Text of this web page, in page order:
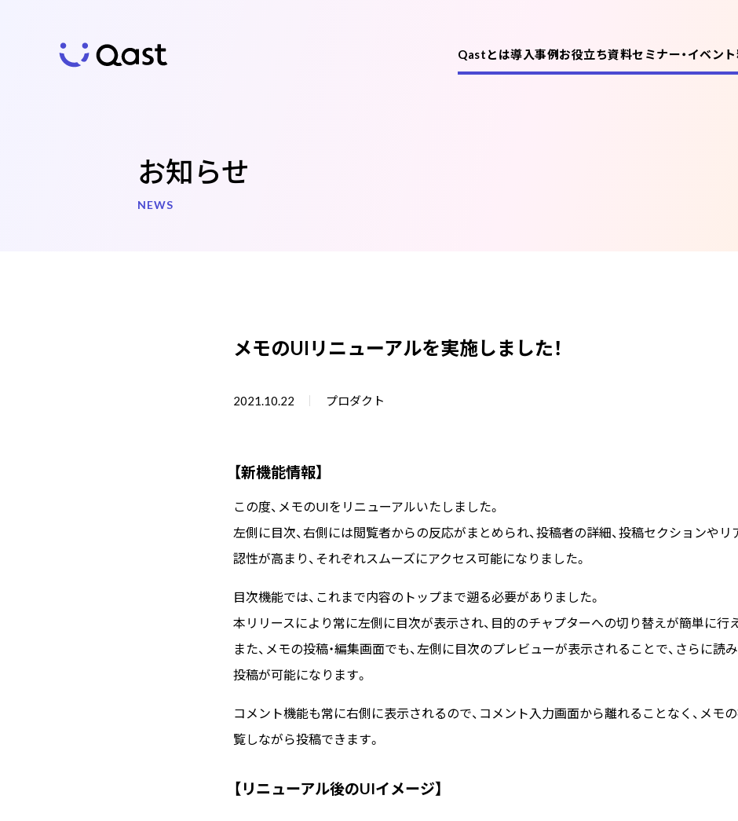
Qastとは導入事例お役立ち資料セミナー・イベント
お知らせ
NEWS
メモのUIリニューアルを実施しました！
2021.10.22 プロダクト
【新機能情報】
この度、メモのUIをリニューアルいたしました。
左側に目次、右側には閲覧者からの反応がまとめられ、投稿者の詳細、投稿セクションやリ
認性が高まり、それぞれスムーズにアクセス可能になりました。
目次機能では、これまで内容のトップまで遡る必要がありました。
本リリースにより常に左側に目次が表示され、目的のチャプターへの切り替えが簡単に行
また、メモの投稿・編集画面でも、左側に目次のプレビューが表示されることで、さらに読
投稿が可能になります。
コメント機能も常に右側に表示されるので、コメント入力画面から離れることなく、メモ
覧しながら投稿できます。
【リニューアル後のUIイメージ】